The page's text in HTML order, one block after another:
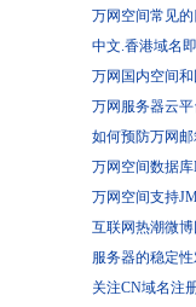
万网空间常见
中文.香港域名
万网国内空间
万网服务器云
如何预防万网邮
万网空间数据
万网空间支持
互联网热潮微
服务器的稳定
关注CN域名注